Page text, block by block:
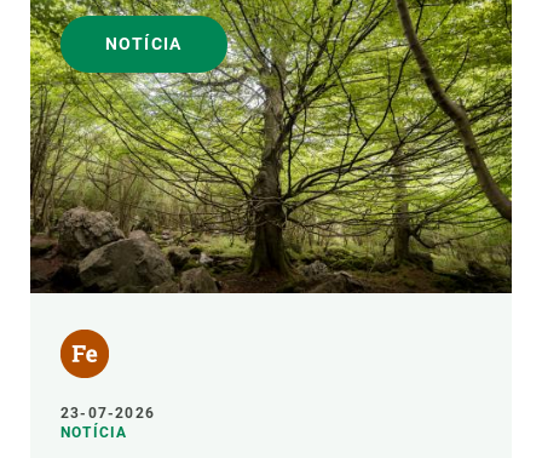
NOTÍCIA
23-07-2026
NOTÍCIA